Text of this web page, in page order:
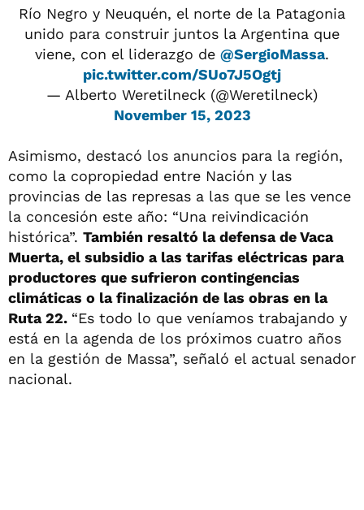
Río Negro y Neuquén, el norte de la Patagonia
unido para construir juntos la Argentina que
viene, con el liderazgo de @SergioMassa.
pic.twitter.com/SUo7J5Ogtj
— Alberto Weretilneck (@Weretilneck)
November 15, 2023
Asimismo, destacó los anuncios para la región,
como la copropiedad entre Nación y las
provincias de las represas a las que se les vence
la concesión este año: “Una reivindicación
histórica”. También resaltó la defensa de Vaca
Muerta, el subsidio a las tarifas eléctricas para
productores que sufrieron contingencias
climáticas o la finalización de las obras en la
Ruta 22. “Es todo lo que veníamos trabajando y
está en la agenda de los próximos cuatro años
en la gestión de Massa”, señaló el actual senador
nacional.